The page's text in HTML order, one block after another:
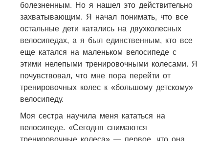
болезненным. Но я нашел это действительно
захватывающим. Я начал понимать, что все
остальные дети катались на двухколесных
велосипедах, а я был единственным, кто все
еще катался на маленьком велосипеде с
этими нелепыми тренировочными колесами. Я
почувствовал, что мне пора перейти от
тренировочных колес к «большому детскому»
велосипеду.
Моя сестра научила меня кататься на
велосипеде. «Сегодня снимаются
тренировочные колеса» — первое, что она